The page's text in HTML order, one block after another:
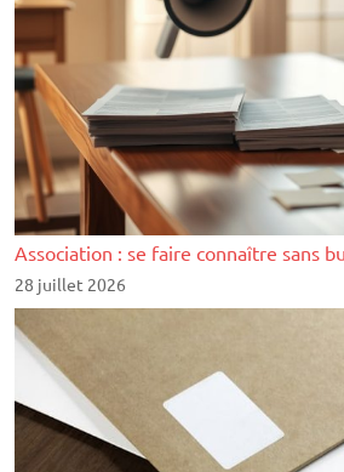
Association : se faire connaître sans
28 juillet 2026